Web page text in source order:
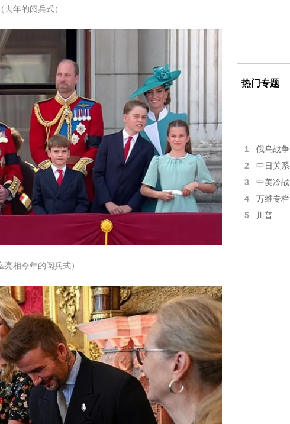
去年的阅兵式）
亮相今年的阅兵式）
热门专题
1 俄乌战争
2 中日关系
3 中美冷战
4 万维专栏
5 川普